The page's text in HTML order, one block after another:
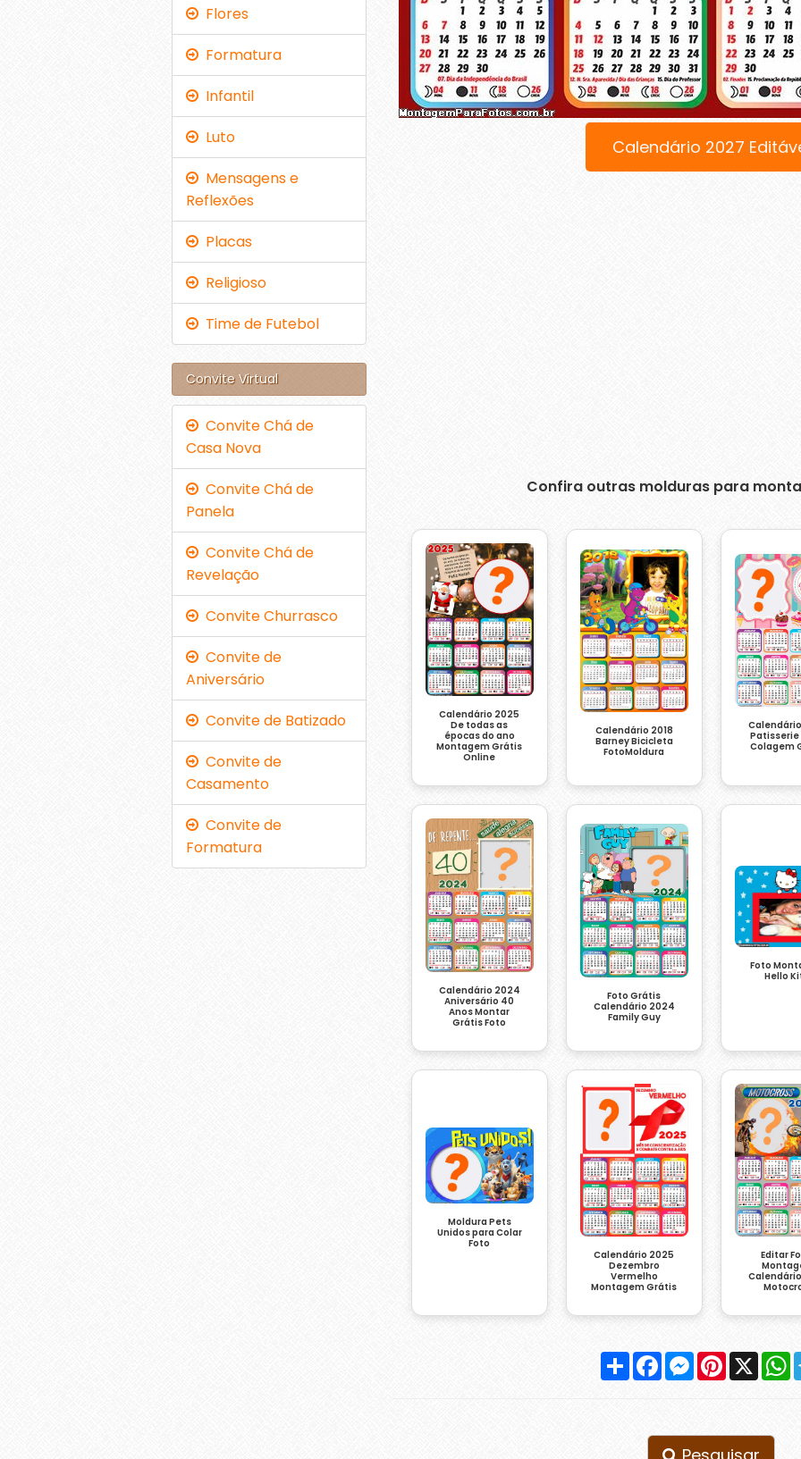
Calendário 2027
Confira outras molduras para
Calendário 2025
De todas as
épocas do ano
Montagem Grátis
Online
Calendário 2018
Barney Bicicleta
FotoMoldura
Patisserie
Colagem
Calendário 2024
Aniversário 40
Anos Montar
Grátis Foto
Foto Grátis
Calendário 2024
Family Guy
Foto
Hello
Moldura Pets
Unidos para Colar
Foto
Calendário 2025
Dezembro
Vermelho
Montagem Grátis
Editar
Compartilhar
FacebookMessenger
Pinterest
X
Flores
Formatura
Infantil
Luto
Mensagens e
Reflexões
Placas
Religioso
Time de Futebol
Convite Virtual
Convite Chá de
Casa Nova
Convite Chá de
Panela
Convite Chá de
Revelação
Convite Churrasco
Convite de
Aniversário
Convite de Batizado
Convite de
Casamento
Convite de
Formatura